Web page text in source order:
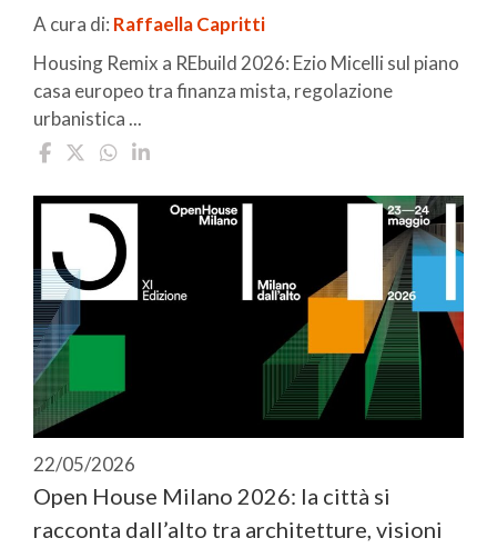
A cura di: Raffaella Capritti
Housing Remix a REbuild 2026: Ezio Micelli sul piano
casa europeo tra finanza mista, regolazione
urbanistica ...
22/05/2026
Open House Milano 2026: la città si
racconta dall’alto tra architetture, visioni